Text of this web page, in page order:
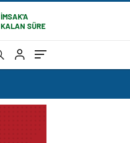
İMSAK'A
KALAN SÜRE